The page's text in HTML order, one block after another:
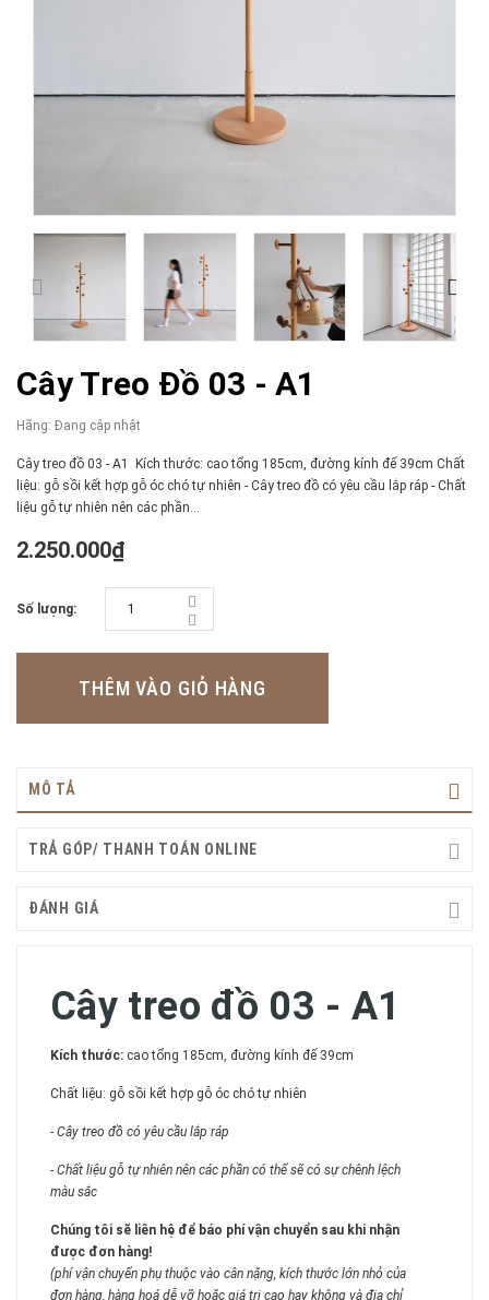
Cây Treo Đồ 03 - A1
Hãng: Đang cập nhật
Cây treo đồ 03 - A1 Kích thước: cao tổng 185cm, đường kính đế 39cm Chất
liệu: gỗ sồi kết hợp gỗ óc chó tự nhiên - Cây treo đồ có yêu cầu lắp ráp - Chất
liệu gỗ tự nhiên nên các phần...
2.250.000₫
Số lượng:
THÊM VÀO GIỎ HÀNG
MÔ TẢ
TRẢ GÓP/ THANH TOÁN ONLINE
ĐÁNH GIÁ
Cây treo đồ 03 - A1
Kích thước: cao tổng 185cm, đường kính đế 39cm
Chất liệu: gỗ sồi kết hợp gỗ óc chó tự nhiên
- Cây treo đồ có yêu cầu lắp ráp
- Chất liệu gỗ tự nhiên nên các phần có thể sẽ có sự chênh lệch
màu sắc
Chúng tôi sẽ liên hệ để báo phí vận chuyển sau khi nhận
được đơn hàng!
(phí vận chuyển phụ thuộc vào cân nặng, kích thước lớn nhỏ của
đơn hàng, hàng hoá dễ vỡ hoặc giá trị cao hay không và địa chỉ